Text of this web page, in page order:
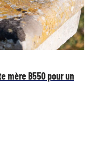
mère B550 pour un